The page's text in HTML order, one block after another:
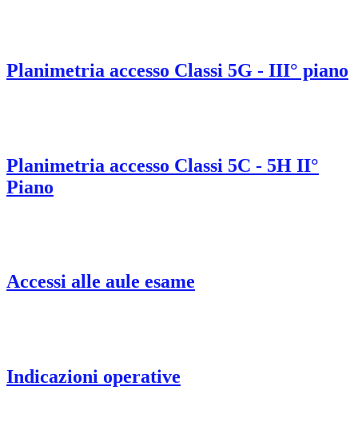
Planimetria accesso Classi 5G - III° piano
Planimetria accesso Classi 5C - 5H II°
Piano
Accessi alle aule esame
Indicazioni operative